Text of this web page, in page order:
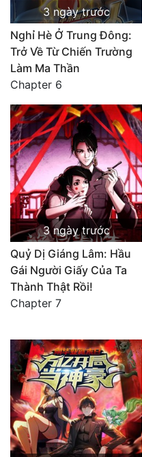
3 ngày trước
Nghỉ Hè Ở Trung Đông:
Trở Về Từ Chiến Trường
Làm Ma Thần
Chapter 6
3 ngày trước
Quỷ Dị Giáng Lâm: Hầu
Gái Người Giấy Của Ta
Thành Thật Rồi!
Chapter 7